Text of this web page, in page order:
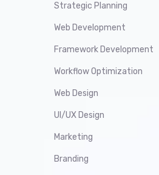
Strategic Planning
Web Development
Framework Development
Workflow Optimization
Web Design
UI/UX Design
Marketing
Branding